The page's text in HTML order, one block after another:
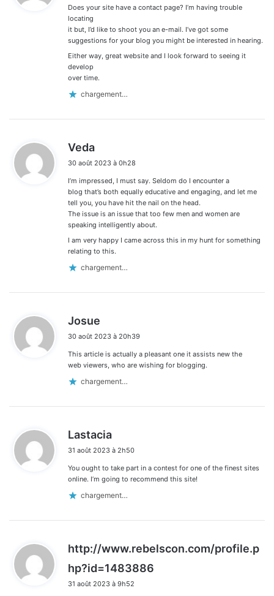
Does your site have a contact page? I’m having trouble
locating
it but, I’d like to shoot you an e-mail. I’ve got some
suggestions for your blog you might be interested in hearing.
Either way, great website and I look forward to seeing it
develop
over time.
chargement…
Veda
t
:
30 août 2023 à 0h28
I’m impressed, I must say. Seldom do I encounter a
blog that’s both equally educative and engaging, and let me
tell you, you have hit the nail on the head.
The issue is an issue that too few men and women are
speaking intelligently about.
I am very happy I came across this in my hunt for something
relating to this.
chargement…
Josue
t
:
30 août 2023 à 20h39
This article is actually a pleasant one it assists new the
web viewers, who are wishing for blogging.
chargement…
Lastacia
t
:
31 août 2023 à 2h50
You ought to take part in a contest for one of the finest sites
online. I’m going to recommend this site!
chargement…
http://www.rebelscon.com/profile.p
hp?id=1483886
31 août 2023 à 9h52